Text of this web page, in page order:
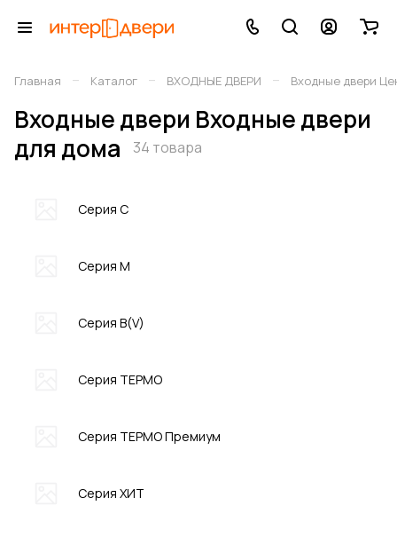
Главная – Каталог – ВХОДНЫЕ ДВЕРИ – Входные двери
Входные двери Входные двери
для дома
34 товара
Серия C
Серия M
Серия В(V)
Серия ТЕРМО
Серия ТЕРМО Премиум
Серия ХИТ